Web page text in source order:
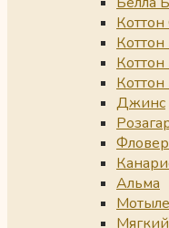
Коттон
Джинс
Альма